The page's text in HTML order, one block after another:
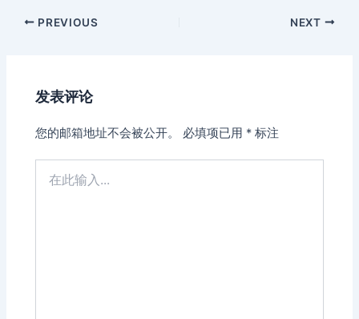
Post
PREVIOUS NEXT
发表评论
您的邮箱地址不会被公开。 必填项已用 * 标注